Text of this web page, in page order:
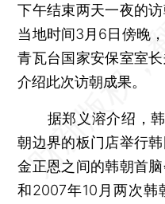
下午结束两天一夜的
当地时间3月6日傍晚
青瓦台国家安保室室
介绍此次访朝成果。
据郑义溶介绍，韩
朝边界的板门店举行
金正恩之间的韩朝首
和2007年10月两次韩